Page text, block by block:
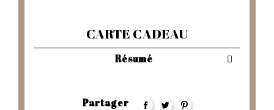
CARTE CADEAU
Résumé
Partager